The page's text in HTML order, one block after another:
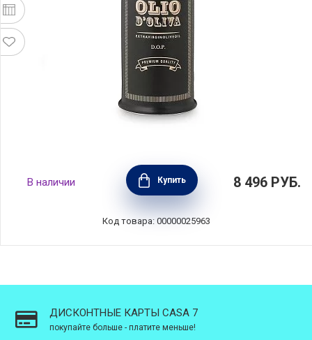
Бутылка для масла Oliere Vintage 500 мл,
материал керамика + сталь, цвет черный,
Nuova Cer, Италия, 9504-KJL
В наличии Купить 8 496 РУБ.
Код товара: 00000025963
ДИСКОНТНЫЕ КАРТЫ CASA 7
покупайте больше - платите меньше!